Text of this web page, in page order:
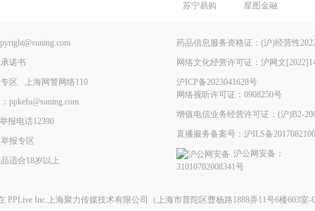
苏宁易购
星图金融
诺书
区
上海网警网络110
ppkefu@suning.com
报电话12390
报专区
适合18岁以上
药品信息服务资格证：(沪)经营性
网络文化经营许可证：沪网文
沪ICP备2023041628号
网络视听许可证：0908250号
增值电信业务经营许可证：(沪)B2-
直播服务备案号：沪ILS备
沪公网安备：
31010702008341号
PPLive Inc.上海聚力传媒技术有限公司 （上海市普陀区曹杨路1888弄11号6楼603室-